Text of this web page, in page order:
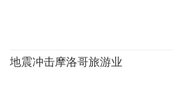
地震冲击摩洛哥旅游业